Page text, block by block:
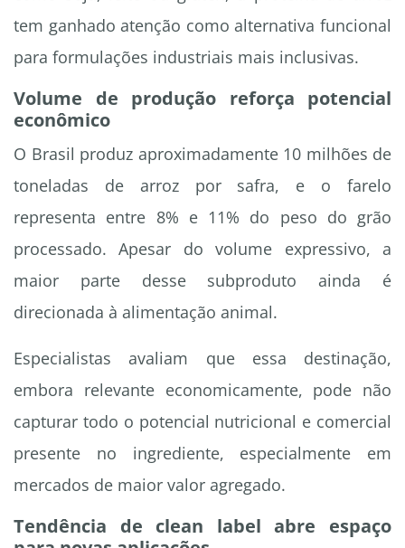
tem ganhado atenção como alternativa funcional
para formulações industriais mais inclusivas.
Volume de produção reforça potencial
econômico
O Brasil produz aproximadamente 10 milhões de
toneladas de arroz por safra, e o farelo
representa entre 8% e 11% do peso do grão
processado. Apesar do volume expressivo, a
maior parte desse subproduto ainda é
direcionada à alimentação animal.
Especialistas avaliam que essa destinação,
embora relevante economicamente, pode não
capturar todo o potencial nutricional e comercial
presente no ingrediente, especialmente em
mercados de maior valor agregado.
Tendência de clean label abre espaço